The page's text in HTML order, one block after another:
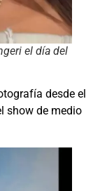
el día del
desde el
show de medio